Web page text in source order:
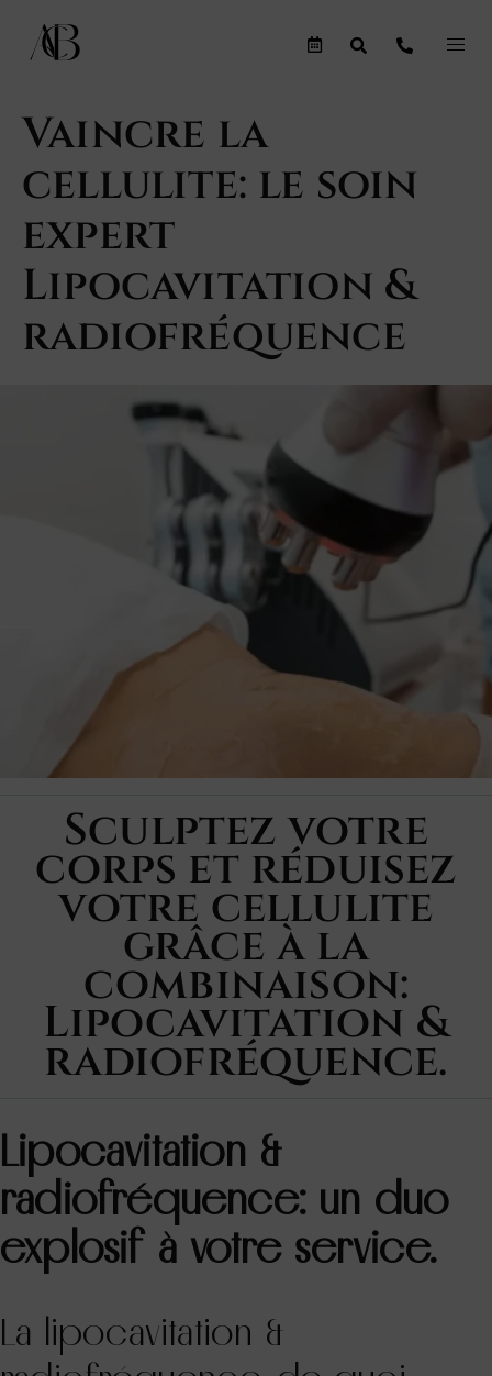
Vaincre la
cellulite: le soin
expert
Lipocavitation &
radiofréquence
Sculptez votre
corps et réduisez
votre cellulite
grâce à la
combinaison:
Lipocavitation &
radiofréquence.
Lipocavitation &
radiofréquence: un duo
explosif à votre service.
La lipocavitation &